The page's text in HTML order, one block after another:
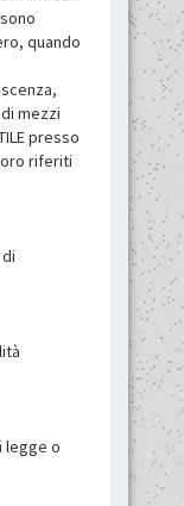
quando
mezzi
presso
riferiti
legge o